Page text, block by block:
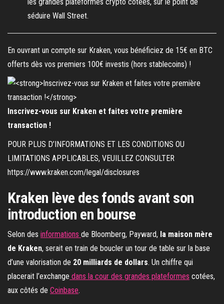
séduire Wall Street.
En ouvrant un compte sur Kraken, vous bénéficiez de 15€ en BTC
offerts dès vos premiers 100€ investis (hors stablecoins) !
Inscrivez-vous sur Kraken et faites votre première
transaction !
POUR PLUS D’INFORMATIONS ET LES CONDITIONS OU
LIMITATIONS APPLICABLES, VEUILLEZ CONSULTER
https://www.kraken.com/legal/disclosures
Kraken lève des fonds avant son
introduction en bourse
Selon des informations de Bloomberg, Payward, la maison mère
de Kraken, serait en train de boucler un tour de table sur la base
d’une valorisation de 20 milliards de dollars. Un chiffre qui
placerait l’exchange dans la cour des grandes plateformes cotées,
aux côtés de Coinbase.